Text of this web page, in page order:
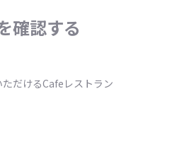
確認する
だけるCafeレストラン